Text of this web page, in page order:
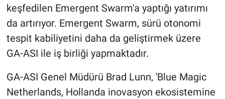
keşfedilen Emergent Swarm'a yaptığı yatırımı
da artırıyor. Emergent Swarm, sürü otonomi
tespit kabiliyetini daha da geliştirmek üzere
GA-ASI ile iş birliği yapmaktadır.
GA-ASI Genel Müdürü Brad Lunn, 'Blue Magic
Netherlands, Hollanda inovasyon ekosistemine